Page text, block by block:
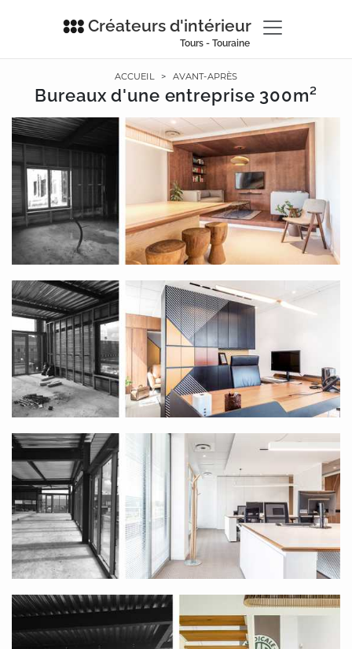
Créateurs d'intérieur
Tours - Touraine
ACCUEIL > AVANT-APRÈS
Bureaux d'une entreprise 300m²